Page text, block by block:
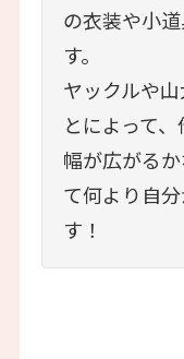
の衣装や小
す。
ヤックルや
とによって
幅が広がる
て何より自
す！